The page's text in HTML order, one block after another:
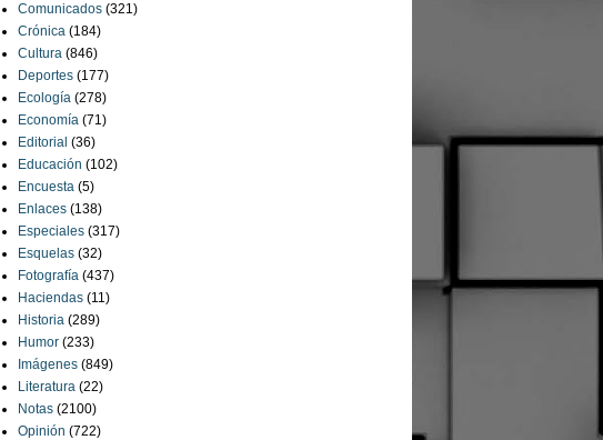
Comunicados (321)
Crónica (184)
Cultura (846)
Deportes (177)
Ecología (278)
Economía (71)
Editorial (36)
Educación (102)
Encuesta (5)
Enlaces (138)
Especiales (317)
Esquelas (32)
Fotografía (437)
Haciendas (11)
Historia (289)
Humor (233)
Imágenes (849)
Literatura (22)
Notas (2100)
Opinión (722)